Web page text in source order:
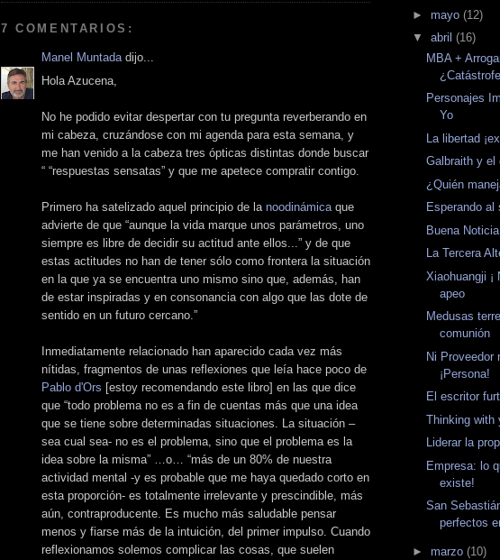
7 COMENTARIOS:
Manel Muntada dijo...
Hola Azucena,
No he podido evitar despertar con tu pregunta reverberando en
mi cabeza, cruzándose con mi agenda para esta semana, y
me han venido a la cabeza tres ópticas distintas donde buscar
“ “respuestas sensatas” y que me apetece compratir contigo.
Primero ha satelizado aquel principio de la noodinámicaque
advierte de que “aunque la vida marque unos parámetros, uno
siempre es libre de decidir su actitud ante ellos...” y de que
estas actitudes no han de tener sólo como frontera la situación
en la que ya se encuentra uno mismo sino que, además, han
de estar inspiradas y en consonancia con algo que las dote de
sentido en un futuro cercano.”
Inmediatamente relacionado han aparecido cada vez más
nítidas, fragmentos de unas reflexiones que leía hace poco de
Pablo d'Ors [estoy recomendando este libro] en las que dice
que “todo problema no es a fin de cuentas más que una idea
que se tiene sobre determinadas situaciones. La situación –
sea cual sea- no es el problema, sino que el problema es la
idea sobre la misma” …o… “más de un 80% de nuestra
actividad mental -y es probable que me haya quedado corto en
esta proporción- es totalmente irrelevante y prescindible, más
aún, contraproducente. Es mucho más saludable pensar
menos y fiarse más de la intuición, del primer impulso. Cuando
reflexionamos solemos complicar las cosas, que suelen
► mayo (12)
▼ abril (16)
MBA +
Personajes
Yo
La libertad
Galbraith y el
¿Quién
Esperando al
Buena
La Tercera
Xiaohuangji ¡
apeo
Medusas
comunión
Ni Proveedor
¡Persona!
El escritor
Thinking with
Liderar la
Empresa: lo
existe!
San
perfectos
► marzo (10)